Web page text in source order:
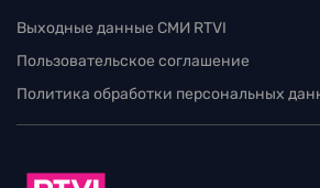
Выходные данные СМИ RTVI
Пользовательское соглашение
Политика обработки персональных